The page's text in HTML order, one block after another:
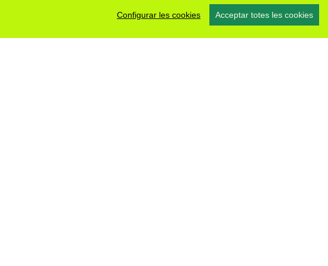
Configurar les cookies Acceptar totes les cookies